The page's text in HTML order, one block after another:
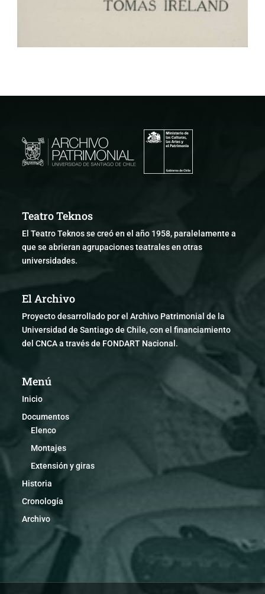
Teatro Teknos
El Teatro Teknos se creó en el año 1958, paralelamente a
que se abrieran agrupaciones teatrales en otras
universidades.
El Archivo
Proyecto desarrollado por el Archivo Patrimonial de la
Universidad de Santiago de Chile, con el financiamiento
del CNCA a través de FONDART Nacional.
Menú
Inicio
Documentos
Elenco
Montajes
Extensión y giras
Historia
Cronología
Archivo